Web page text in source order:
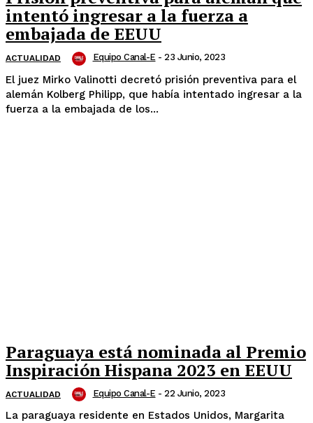
intentó ingresar a la fuerza a
embajada de EEUU
ACTUALIDAD Equipo Canal-E - 23 Junio, 2023
El juez Mirko Valinotti decretó prisión preventiva para el
alemán Kolberg Philipp, que había intentado ingresar a la
fuerza a la embajada de los...
Paraguaya está nominada al Premio
Inspiración Hispana 2023 en EEUU
ACTUALIDAD Equipo Canal-E - 22 Junio, 2023
La paraguaya residente en Estados Unidos, Margarita